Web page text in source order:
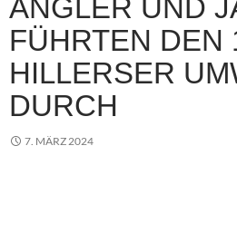
ANGLER UND
FÜHRTEN DEN
HILLERSER
DURCH
7. MÄRZ 2024